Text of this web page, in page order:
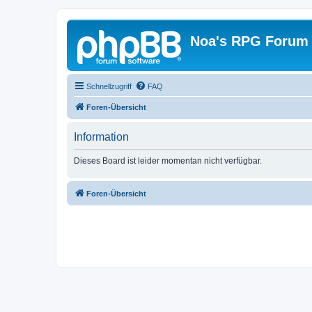
Noa's RPG Forum
Schnellzugriff FAQ
Foren-Übersicht
Information
Dieses Board ist leider momentan nicht verfügbar.
Foren-Übersicht